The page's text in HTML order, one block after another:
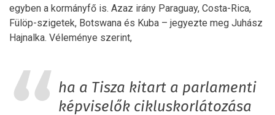
egyben a kormányfő is. Azaz irány Paraguay, Costa-Rica,
Fülöp-szigetek, Botswana és Kuba – jegyezte meg Juhász
Hajnalka. Véleménye szerint,
ha a Tisza kitart a parlamenti
képviselők cikluskorlátozása